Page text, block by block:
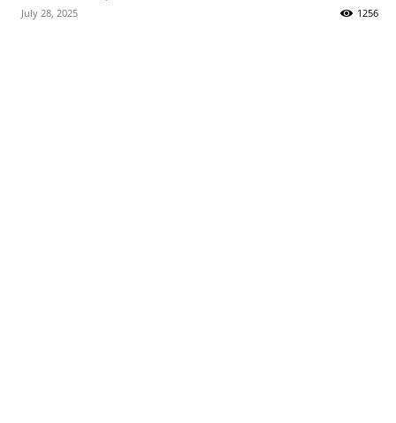
July 28, 2025 1256